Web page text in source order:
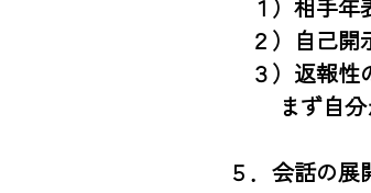
１）相手年
２）自己開
３）返報性
まず自分か
５．会話の